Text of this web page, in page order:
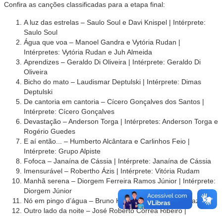
Confira as canções classificadas para a etapa final:
A luz das estrelas – Saulo Soul e Davi Knispel | Intérprete:
Saulo Soul
Água que voa – Manoel Gandra e Vytória Rudan |
Intérpretes: Vytória Rudan e Juh Almeida
Aprendizes – Geraldo Di Oliveira | Intérprete: Geraldo Di
Oliveira
Bicho do mato – Laudismar Deptulski | Intérprete: Dimas
Deptulski
De cantoria em cantoria – Cícero Gonçalves dos Santos |
Intérprete: Cícero Gonçalves
Devastação – Anderson Torga | Intérpretes: Anderson Torga e
Rogério Guedes
E aí então... – Humberto Alcântara e Carlinhos Feio |
Intérprete: Grupo Alpiste
Fofoca – Janaína de Cássia | Intérprete: Janaína de Cássia
Imensurável – Robertho Ázis | Intérprete: Vitória Rudam
Manhã serena – Diorgem Ferreira Ramos Júnior | Intérprete:
Diorgem Júnior
Nó em pingo d’água – Bruno Kohl Vale | Intérprete: Mazuí
Outro lado da noite – José Roberto Corrêa Ribeiro |